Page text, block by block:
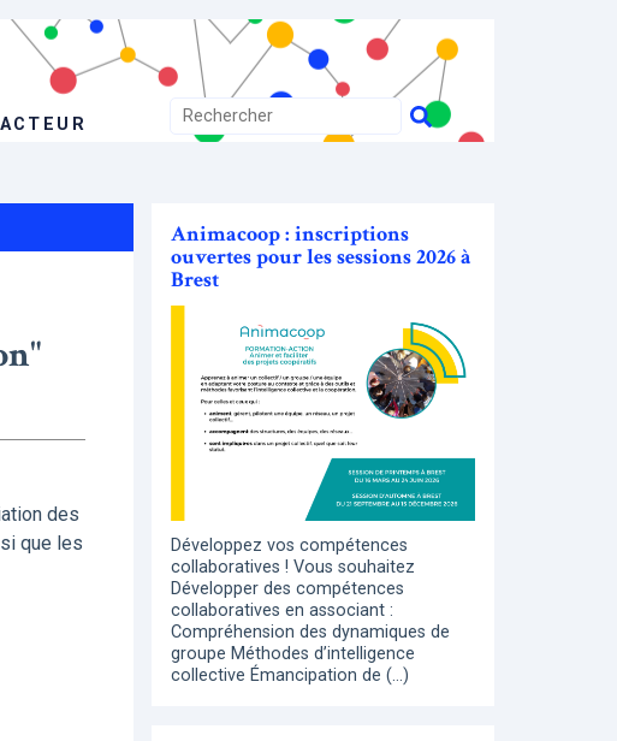
des
que les
Animacoop : inscriptions
ouvertes pour les sessions 2026 à
Brest
Développez vos compétences
collaboratives ! Vous souhaitez
Développer des compétences
collaboratives en associant :
Compréhension des dynamiques de
groupe Méthodes d’intelligence
collective Émancipation de (…)